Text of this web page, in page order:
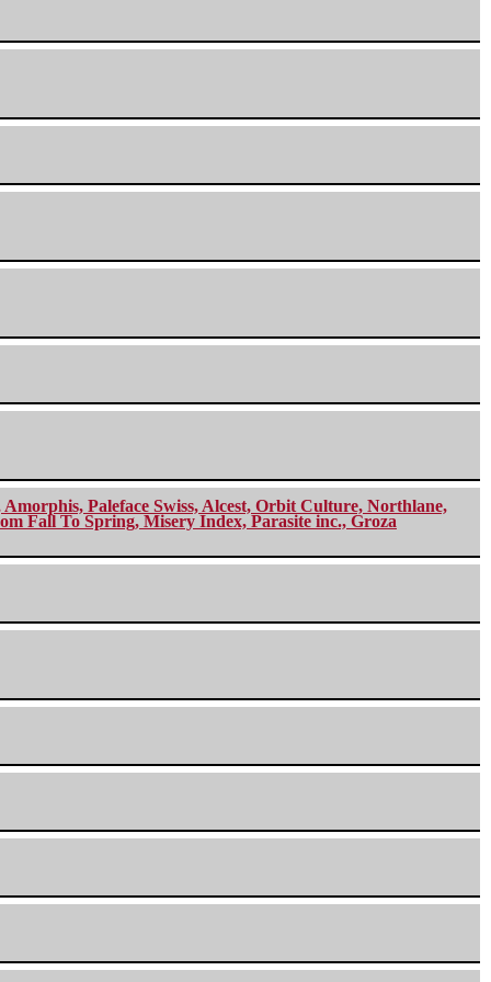
Paleface Swiss, Alcest, Orbit Culture, Northlane,
Fall To Spring, Misery Index, Parasite inc., Groza